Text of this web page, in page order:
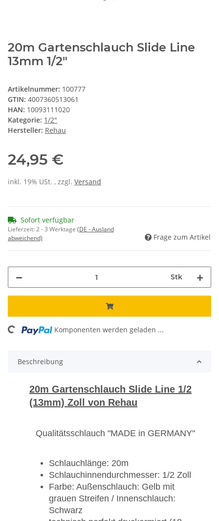
20m Gartenschlauch Slide Line
13mm 1/2"
Artikelnummer: 100777
GTIN: 4007360513061
HAN: 10093111020
Kategorie: 1/2"
Hersteller: Rehau
24,95 €
inkl. 19% USt. , zzgl. Versand
Sofort verfügbar
Lieferzeit:2 - 3 Werktage (DE - Ausland
abweichend)
Frage zum Artikel
Stk
Komponenten werden geladen ...
Beschreibung
20m Gartenschlauch Slide Line 1/2
(13mm) Zoll von Rehau
Qualitätsschlauch "MADE in GERMANY"
Schlauchlänge: 20m
Schlauchinnendurchmesser: 1/2 Zoll
Farbe: Außenschlauch: Gelb mit
grauen Streifen / Innenschlauch:
Schwarz